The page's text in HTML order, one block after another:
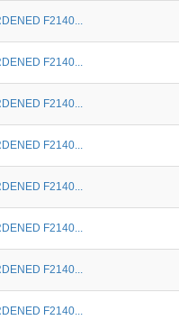
F2140...
F2140...
F2140...
F2140...
F2140...
F2140...
F2140...
F2140...